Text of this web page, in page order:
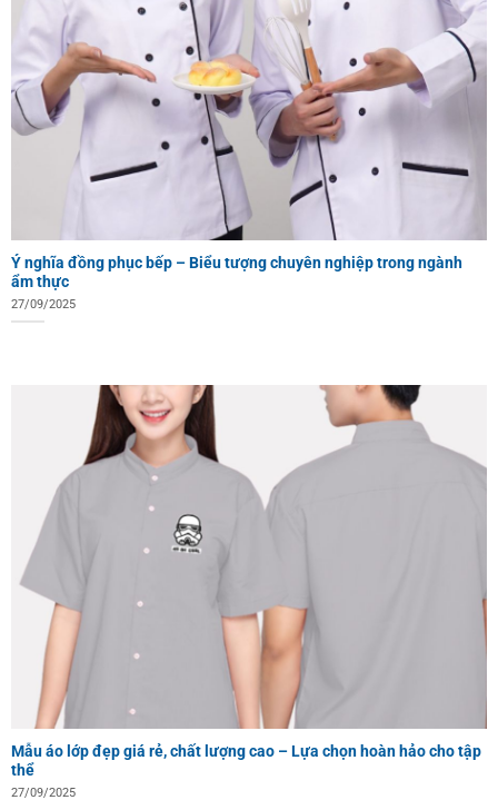
Ý nghĩa đồng phục bếp – Biểu tượng chuyên nghiệp trong ngành
ẩm thực
27/09/2025
Mẫu áo lớp đẹp giá rẻ, chất lượng cao – Lựa chọn hoàn hảo cho tập
thể
27/09/2025